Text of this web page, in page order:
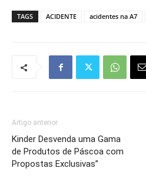
TAGS ACIDENTE acidentes na A7
Artigo anterior
Kinder Desvenda uma Gama
de Produtos de Páscoa com
Propostas Exclusivas”